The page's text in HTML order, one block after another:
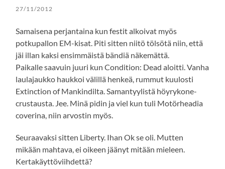
27/11/2012
Samaisena perjantaina kun festit alkoivat myös
potkupallon EM-kisat. Piti sitten niitö tölsötä niin, että
jäi illan kaksi ensimmäistä bändiä näkemättä.
Paikalle saavuin juuri kun Condition: Dead aloitti. Vanha
laulajaukko haukkoi välillä henkeä, rummut kuulosti
Extinction of Mankindilta. Samantyylistä höyrykone-
crustausta. Jee. Minä pidin ja viel kun tuli Motörheadia
coverina, niin arvostin myös.
Seuraavaksi sitten Liberty. Ihan Ok se oli. Mutten
mikään mahtava, ei oikeen jäänyt mitään mieleen.
Kertakäyttöviihdettä?